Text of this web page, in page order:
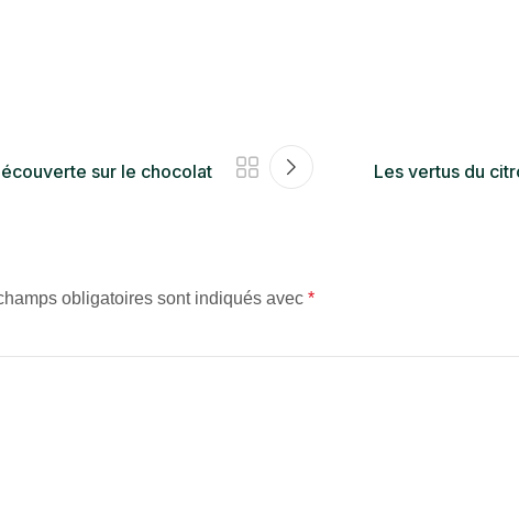
sur le chocolat
Les vertus du
obligatoires sont indiqués avec *